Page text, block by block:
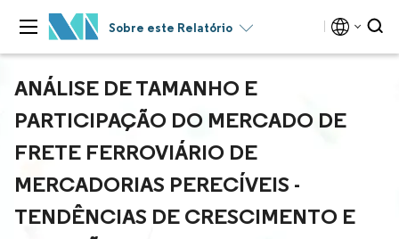
Sobre este Relatório
ANÁLISE DE TAMANHO E
PARTICIPAÇÃO DO MERCADO DE
FRETE FERROVIÁRIO DE
MERCADORIAS PERECÍVEIS -
TENDÊNCIAS DE CRESCIMENTO E